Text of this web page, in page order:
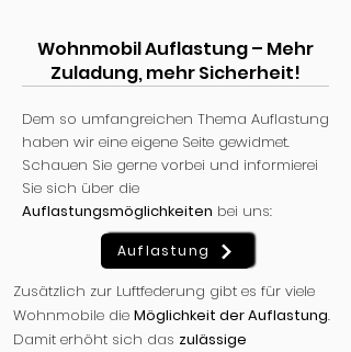
Wohnmobil Auflastung – Mehr
Zuladung, mehr Sicherheit!
Dem so umfangreichen Thema Auflastung
haben wir eine eigene Seite gewidmet.
Schauen Sie gerne vorbei und informierei
Sie sich über die
Auflastungsmöglichkeiten bei uns:
Auflastung
Zusätzlich zur Luftfederung gibt es für viele
Wohnmobile die Möglichkeit der Auflastung.
Damit erhöht sich das zulässige